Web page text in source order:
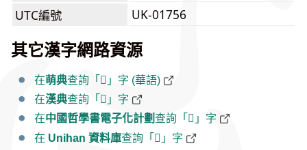
UTC編號
UK-01756
其它漢字網路資源
在萌典查詢「𰗺」字 (華語)
在漢典查詢「𰗺」字
在中國哲學書電子化計劃查詢「𰗺」字
在 Unihan 資料庫查詢「𰗺」字